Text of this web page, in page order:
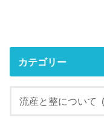
カテゴリー